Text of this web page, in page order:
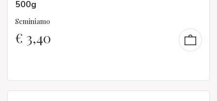
500g
Seminiamo
€ 3,40